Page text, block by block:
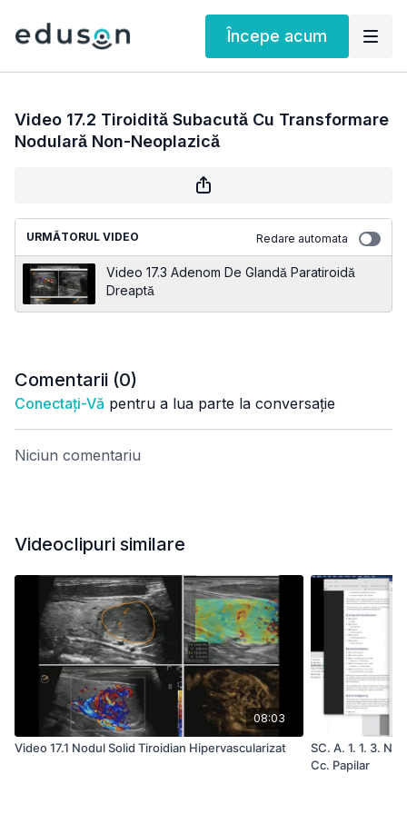
Începe acum
Video 17.2 Tiroidită Subacută Cu Transformare
Nodulară Non-Neoplazică
URMĂTORUL VIDEO Redare automata
Video 17.3 Adenom De Glandă Paratiroidă
Dreaptă
Comentarii (0)
Conectați-Vă pentru a lua parte la conversație
Niciun comentariu
Videoclipuri similare
08:03
Video 17.1 Nodul Solid Tiroidian Hipervascularizat
SC. A. 1. 1. 3.
Cc. Papilar